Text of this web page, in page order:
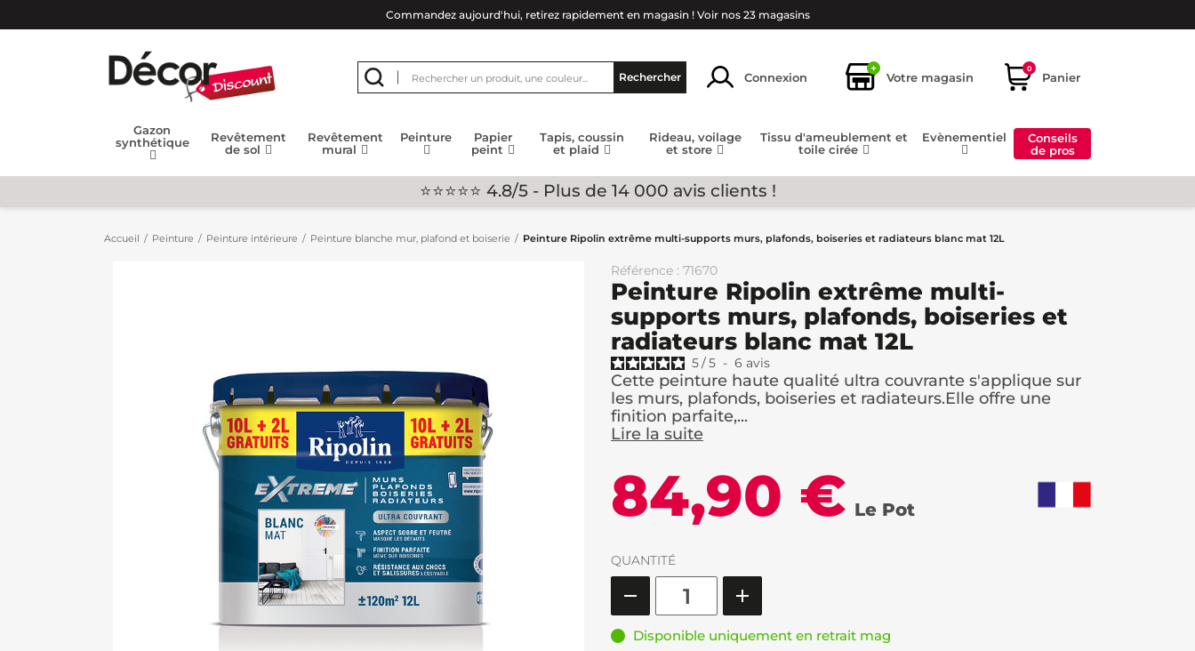
Commandez aujourd'hui, retirez rapidement en magasin ! Voir nos 23 magasins
Rechercher Connexion
+
Votre magasin
0
Panier
Gazon
synthétique
Revêtement
de sol
Revêtement
mural
Peinture
Papier
peint
Tapis, coussin
et plaid
Rideau, voilage
et store
Tissu d'ameublement et
toile cirée
Evènementiel
Conseils
de pros
⭐⭐⭐⭐⭐ 4.8/5 - Plus de 14 000 avis clients !
Accueil Peinture Peinture intérieure Peinture blanche mur, plafond et boiserie Peinture Ripolin extrême multi-supports murs, plafonds, boiseries et radiateurs blanc mat 12L
Référence : 71670
Peinture Ripolin extrême multi-
supports murs, plafonds, boiseries et
radiateurs blanc mat 12L
5/5 - 6 avis
Cette peinture haute qualité ultra couvrante s'applique sur
les murs, plafonds, boiseries et radiateurs.Elle offre une
finition parfaite,...
Lire la suite
84,90 € Le Pot
QUANTITÉ
Disponible uniquement en retrait mag